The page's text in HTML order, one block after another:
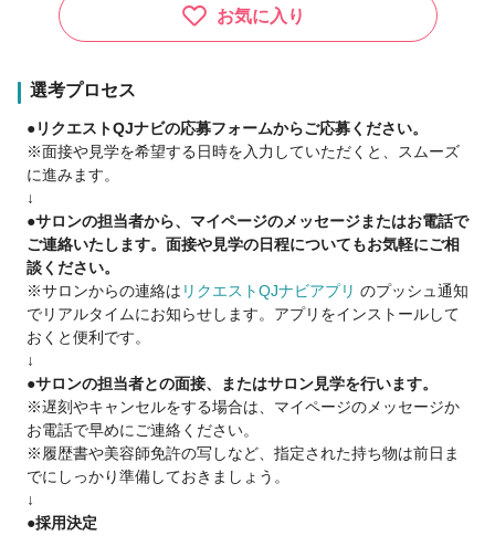
保証給は最大30万円/月、期間は１年間。
安心して環境に慣れ、
◇『稼ぐ』チャンスも、もちろん用意しています。
毎年、月収100万円を超えるスタイリストが誕生しています！
2023年最高月収は240万円
スタイリストの個人売上は月間400万をオーバー。
会社では集客や高歩合率還元の仕組みを、
サロンではアシスタントのサポート体制が。
頑張るスタイリストがしっかり報われる環境を作っています。
『チャンスを掴みたい』
そう想いを持っているあなた。
トゥルースはとことんチャンスを与えます！
お気に入り
選考プロセス
●リクエストQJナビの応募フォームからご応募ください。
※面接や見学を希望する日時を入力していただくと、スムーズ
に進みます。
↓
●サロンの担当者から、マイページのメッセージまたはお電話で
ご連絡いたします。面接や見学の日程についてもお気軽にご相
談ください。
※サロンからの連絡は リクエストQJナビアプリ のプッシュ通知
でリアルタイムにお知らせします。アプリをインストールして
おくと便利です。
↓
●サロンの担当者との面接、またはサロン見学を行います。
※遅刻やキャンセルをする場合は、マイページのメッセージか
お電話で早めにご連絡ください。
※履歴書や美容師免許の写しなど、指定された持ち物は前日ま
でにしっかり準備しておきましょう。
↓
●採用決定